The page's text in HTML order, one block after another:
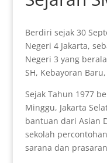
Berdiri sejak 30
Negeri 4 Jakarta,
Negeri 3 yang
SH, Kebayoran
Sejak Tahun 1977
Minggu, Jakarta
bantuan dari Asian
sekolah
sarana dan